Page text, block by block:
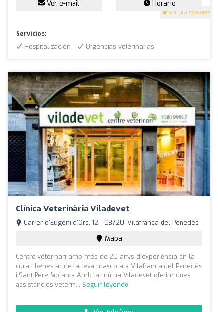
4.9 (161 opiniones)
Ver e-mail Horario
Servicios:
Hospitalización
Urgencias veterinarias
Clínica Veterinària Viladevet
Carrer d'Eugeni d'Ors, 12 - 08720, Vilafranca del Penedès
Mapa
Centre veterinari amb més de 20 anys d’experiència en la
cura i benestar de la teva mascota a Vilafranca del Penedès
i Sant Pere Molanta Amb la mútua Viladevet oferim dues
assistències veterin... Seguir leyendo